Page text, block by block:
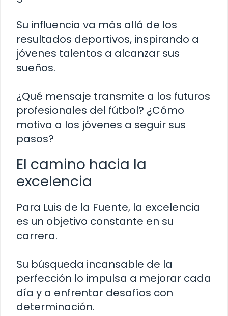
Su influencia va más allá de los
resultados deportivos, inspirando a
jóvenes talentos a alcanzar sus
sueños.
¿Qué mensaje transmite a los futuros
profesionales del fútbol? ¿Cómo
motiva a los jóvenes a seguir sus
pasos?
El camino hacia la
excelencia
Para Luis de la Fuente, la excelencia
es un objetivo constante en su
carrera.
Su búsqueda incansable de la
perfección lo impulsa a mejorar cada
día y a enfrentar desafíos con
determinación.